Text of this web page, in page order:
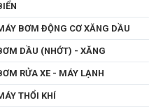
BƠM ĐỘNG CƠ XĂNG DẦU
DẦU (NHỚT) - XĂNG
RỬA XE - MÁY LẠNH
THỔI KHÍ